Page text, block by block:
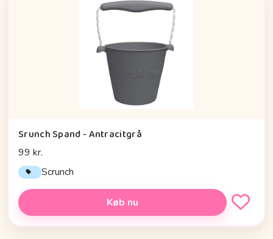
Srunch Spand - Antracitgrå
99 kr.
Scrunch
Køb nu